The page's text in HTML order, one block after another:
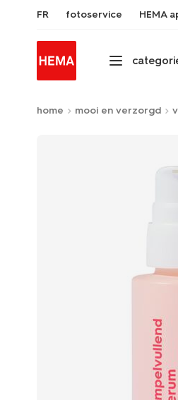
FR fotoservice HEMA
home mooi en verzorgd